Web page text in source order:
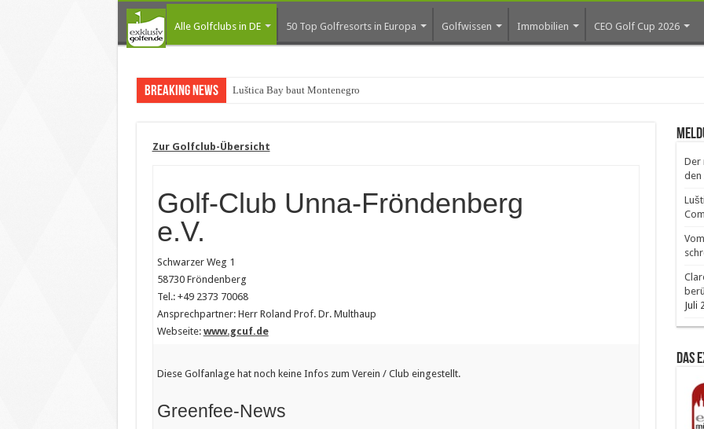
Alle Golfclubs in DE 50 Top Golfresorts in Europa Golfwissen Immobilien CEO Golf Cup 2026
Breaking News Luštica Bay baut Montenegros erste Golf-Commun
Zur Golfclub-Übersicht
Golf-Club Unna-Fröndenberg
e.V.
Schwarzer Weg 1
58730 Fröndenberg
Tel.: +49 2373 70068
Ansprechpartner: Herr Roland Prof. Dr. Multhaup
Webseite: www.gcuf.de
Diese Golfanlage hat noch keine Infos zum Verein / Club eingestellt.
Greenfee-News
Der
den
Juli
Das